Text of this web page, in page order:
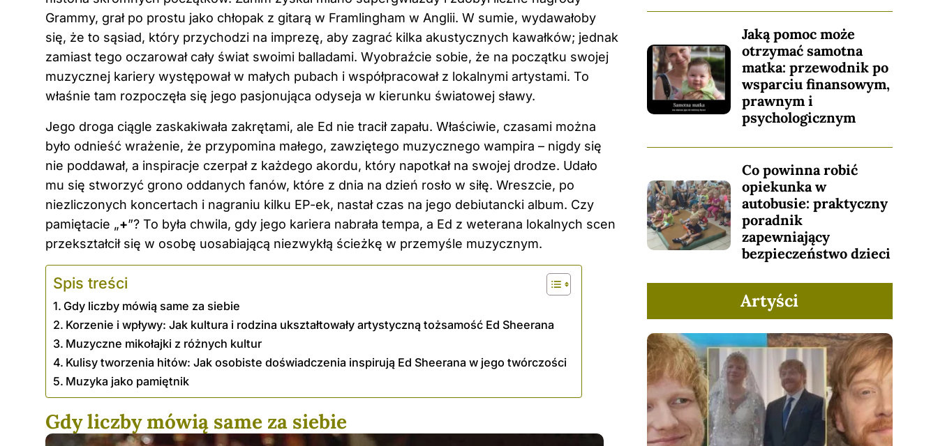
Grammy, grał po prostu jako chłopak z gitarą w Framlingham w Anglii. W sumie, wydawałoby
się, że to sąsiad, który przychodzi na imprezę, aby zagrać kilka akustycznych kawałków; jednak
zamiast tego oczarował cały świat swoimi balladami. Wyobraźcie sobie, że na początku swojej
muzycznej kariery występował w małych pubach i współpracował z lokalnymi artystami. To
właśnie tam rozpoczęła się jego pasjonująca odyseja w kierunku światowej sławy.
Jego droga ciągle zaskakiwała zakrętami, ale Ed nie tracił zapału. Właściwie, czasami można
było odnieść wrażenie, że przypomina małego, zawziętego muzycznego wampira – nigdy się
nie poddawał, a inspiracje czerpał z każdego akordu, który napotkał na swojej drodze. Udało
mu się stworzyć grono oddanych fanów, które z dnia na dzień rosło w siłę. Wreszcie, po
niezliczonych koncertach i nagraniu kilku EP-ek, nastał czas na jego debiutancki album. Czy
pamiętacie „+”? To była chwila, gdy jego kariera nabrała tempa, a Ed z weterana lokalnych scen
przekształcił się w osobę uosabiającą niezwykłą ścieżkę w przemyśle muzycznym.
Spis treści
Gdy liczby mówią same za siebie
Korzenie i wpływy: Jak kultura i rodzina ukształtowały artystyczną tożsamość Ed Sheerana
Muzyczne mikołajki z różnych kultur
Kulisy tworzenia hitów: Jak osobiste doświadczenia inspirują Ed Sheerana w jego twórczości
Muzyka jako pamiętnik
Gdy liczby mówią same za siebie
Jaką pomoc może
otrzymać samotna
matka: przewodnik po
wsparciu finansowym,
prawnym i
psychologicznym
Co powinna robić
opiekunka w
autobusie: praktyczny
poradnik
zapewniający
bezpieczeństwo dzieci
Artyści